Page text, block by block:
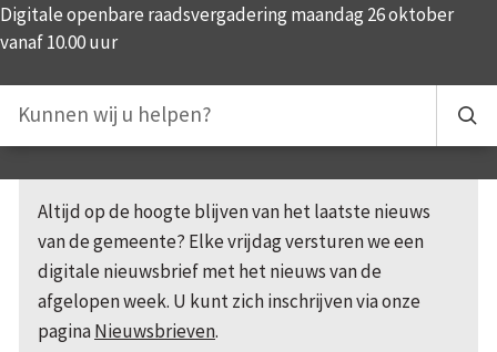
Digitale openbare raadsvergadering maandag 26 oktober
vanaf 10.00 uur
Altijd op de hoogte blijven van het laatste nieuws
van de gemeente? Elke vrijdag versturen we een
digitale nieuwsbrief met het nieuws van de
afgelopen week. U kunt zich inschrijven via onze
paginaNieuwsbrieven.